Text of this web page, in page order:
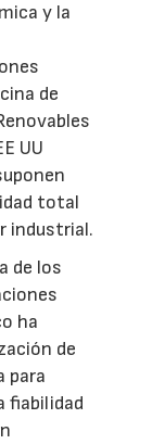
y la
de
UU
total
industrial.
de los
ha
de
para
fiabilidad